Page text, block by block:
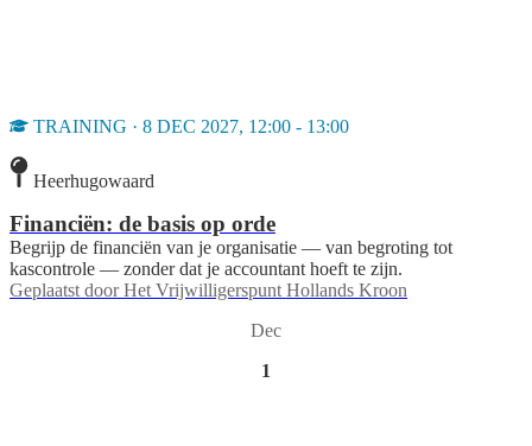
TRAINING · 8 DEC 2027, 12:00 - 13:00
Heerhugowaard
Financiën: de basis op orde
Begrijp de financiën van je organisatie — van begroting tot
kascontrole — zonder dat je accountant hoeft te zijn.
Geplaatst door Het Vrijwilligerspunt Hollands Kroon
Dec
1